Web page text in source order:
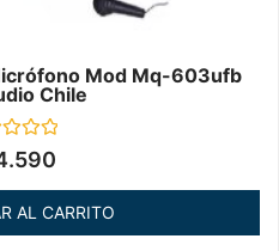
Mod Mq-603ufb
Chile
AL CARRITO